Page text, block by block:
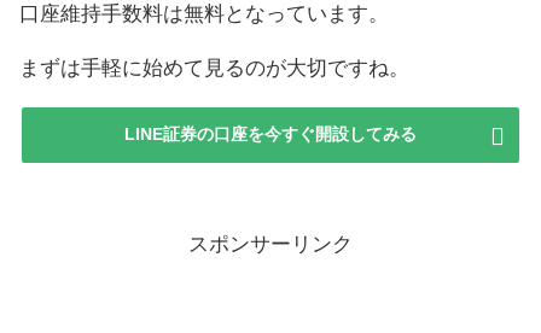
口座維持手数料は無料となっています。
まずは手軽に始めて見るのが大切ですね。
LINE証券の口座を今すぐ開設してみる
スポンサーリンク